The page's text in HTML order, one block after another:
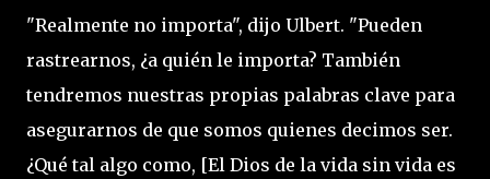
"Realmente no importa", dijo Ulbert. "Pueden
rastrearnos, ¿a quién le importa? También
tendremos nuestras propias palabras clave para
asegurarnos de que somos quienes decimos ser.
¿Qué tal algo como, [El Dios de la vida sin vida es